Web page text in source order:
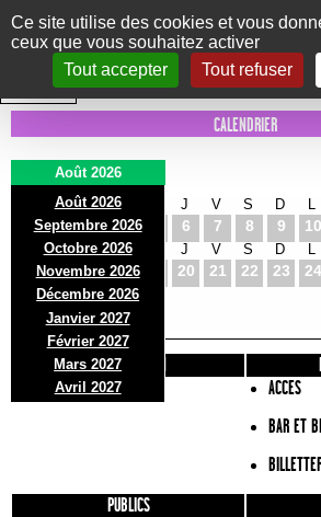
Panneau de gestion des cookies
Ce site utilise des cookies et vous
ceux que vous souhaitez activer
Tout accepter
Tout refuser
Le Marni
CONCERTS DANSE/CIRQUE THÉÂTRE KIDS
INTRA MUROS
CALENDRIER
Août 2026
Août 2026
Septembre 2026
Octobre 2026
Novembre 2026
Décembre 2026
Janvier 2027
Février 2027
Mars 2027
Avril 2027
D
2
L
3
M
4
J
6
V
7
S
8
D
9 10
D
16
L
17
M
18
J
20
V
21
S
22
D
23 24
D
30
L
31
PRÉSENTATION
ACCES
BAR ET
PUBLICS